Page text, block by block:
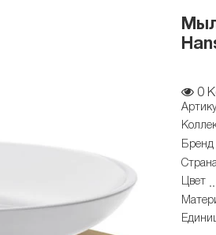
0
Бренд
Страна
Цвет